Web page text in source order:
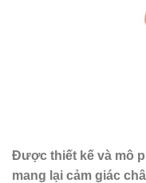
Được thiết kế và mô
mang lại cảm giác